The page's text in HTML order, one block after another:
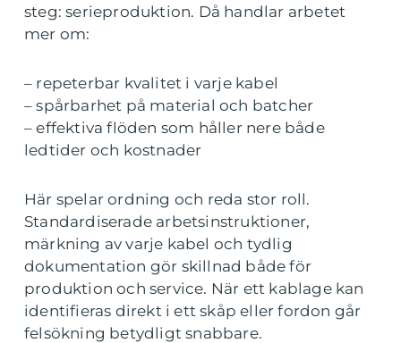
steg: serieproduktion. Då handlar arbetet
mer om:
– repeterbar kvalitet i varje kabel
– spårbarhet på material och batcher
– effektiva flöden som håller nere både
ledtider och kostnader
Här spelar ordning och reda stor roll.
Standardiserade arbetsinstruktioner,
märkning av varje kabel och tydlig
dokumentation gör skillnad både för
produktion och service. När ett kablage kan
identifieras direkt i ett skåp eller fordon går
felsökning betydligt snabbare.